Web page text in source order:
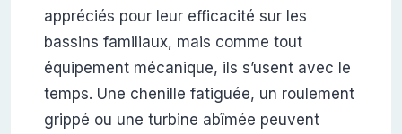
appréciés pour leur efficacité sur les
bassins familiaux, mais comme tout
équipement mécanique, ils s’usent avec le
temps. Une chenille fatiguée, un roulement
grippé ou une turbine abîmée peuvent